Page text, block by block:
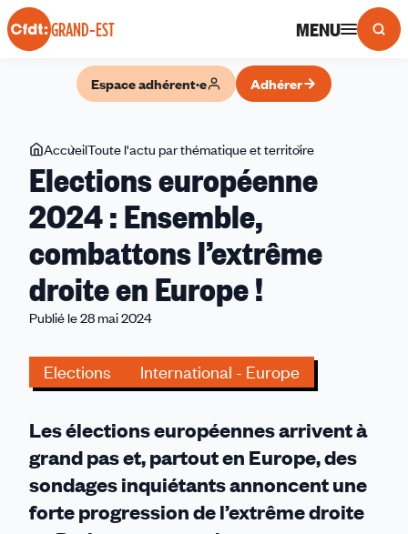
Panneau de gestion des cookies
GRAND-EST MENU
Espace adhérent·e Adhérer
Vous
êtes
ici
AccueilToute l'actu par thématique et territoire
européenne
Ensemble,
combattons
Europe
Elections européenne
2024 : Ensemble,
combattons l’extrême
droite en Europe !
Publié le 28 mai 2024
Elections International - Europe
Les élections européennes arrivent à
grand pas et, partout en Europe, des
sondages inquiétants annoncent une
forte progression de l’extrême droite